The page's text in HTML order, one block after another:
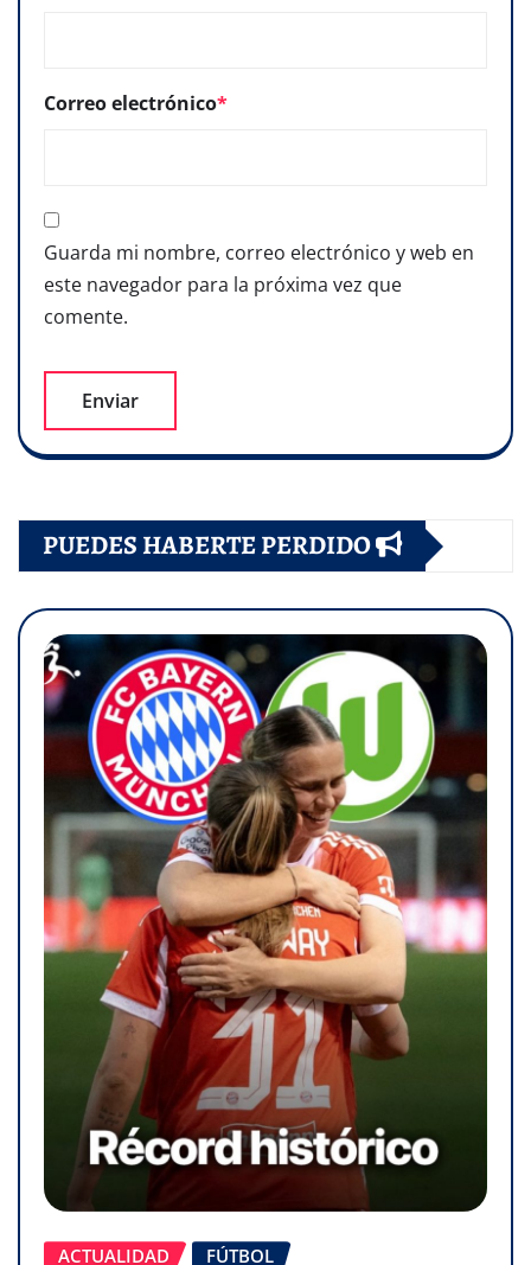
Correo electrónico*
Guarda mi nombre, correo electrónico y web en
este navegador para la próxima vez que
comente.
PUEDES HABERTE PERDIDO
ACTUALIDAD FÚTBOL